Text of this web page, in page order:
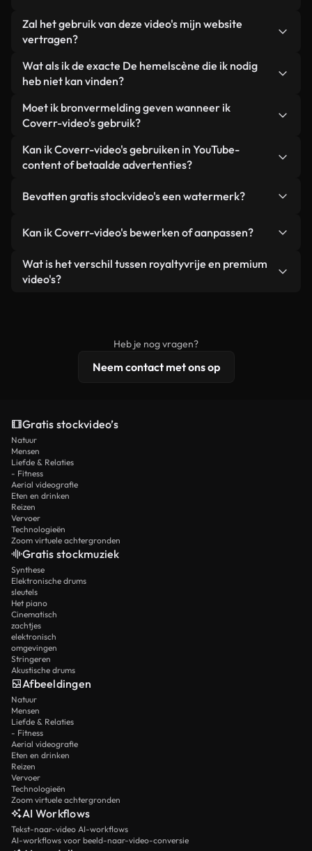
Beide. Dit is een hybride bibliotheek die bestaat
uit echte, door mensen gefilmde beelden van De
video's. Elke video is duidelijk gelabeld, zodat je
altijd weet wat je gebruikt.
Zal het gebruik van deze video's mijn website
vertragen?
Niet als u voor onze geoptimaliseerde versies
kiest. Wij bieden lichtgewicht, webklare formaten
achtergrond. Zo blijft de kwaliteit hoog, worden de
laadtijden geminimaliseerd en worden
statistieken zoals LCP verbeterd.
Wat als ik de exacte De hemelscène die ik nodig
heb niet kan vinden?
Met Coverr AI Studio maak je direct een video.
Beschrijf de scène – bijvoorbeeld "De hemel bij
enkele seconden een gepersonaliseerde video die
voldoet aan onze licentievoorwaarden.
Moet ik bronvermelding geven wanneer ik
Coverr-video's gebruik?
Naamsvermelding is niet vereist. Alle video's in
onze stockbibliotheek zijn royaltyvrij en kunnen
hoewel dit altijd op prijs wordt gesteld.
Kan ik Coverr-video's gebruiken in YouTube-
content of betaalde advertenties?
gebruikt in YouTube-video's met advertentie-
advertenties van klanten, zolang je de beelden
een losstaand product.
Bevatten gratis stockvideo's een watermerk?
zijn of door AI gegenereerd – bevat watermerken.
Je krijgt schoon, direct bruikbaar beeldmateriaal.
Kan ik Coverr-video's bewerken of aanpassen?
Ja. Je mag onze video's inkorten, bijsnijden of
remixen. Zorg er wel voor dat het eindproduct
Wat is het verschil tussen royaltyvrije en premium
video's?
licentiebescherming omvat.
Heb je nog vragen?
Neem contact met ons op
Gratis stockvideo’s
Natuur
Mensen
Liefde & Relaties
- Fitness
Aerial videografie
Eten en drinken
Reizen
Vervoer
Technologieën
Zoom virtuele achtergronden
Gratis stockmuziek
Synthese
Elektronische drums
sleutels
Het piano
Cinematisch
zachtjes
elektronisch
omgevingen
Stringeren
Akustische drums
Afbeeldingen
Natuur
Mensen
Liefde & Relaties
- Fitness
Aerial videografie
Eten en drinken
Reizen
Vervoer
Technologieën
Zoom virtuele achtergronden
AI Workflows
Tekst-naar-video AI-workflows
AI-workflows voor beeld-naar-video-conversie